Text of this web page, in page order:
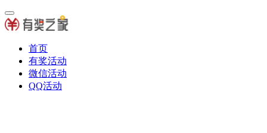
首页
有奖活动
微信活动
QQ活动